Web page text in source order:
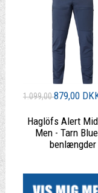
1.099,00879,00
Haglöfs Alert
Men - Tarn
benlængder